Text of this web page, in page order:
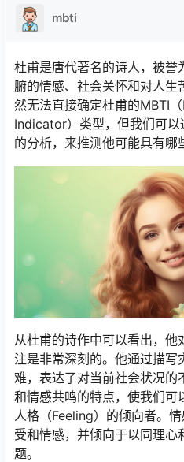
mbti
杜甫是唐代著名的诗人，被誉
腑的情感、社会关怀和对人生
然无法直接确定杜甫的MBTI
Indicator）类型，但我们可
的分析，来推测他可能具有哪
从杜甫的诗作中可以看出，
注是非常深刻的。他通过描写
难，表达了对当前社会状况的
和情感共鸣的特点，使我们可
人格（Feeling）的倾向者。
受和情感，并倾向于以同理心
题。